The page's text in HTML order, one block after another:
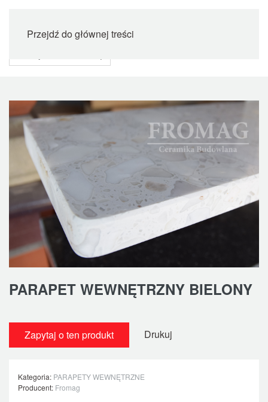
Przejdź do głównej treści
PARAPET WEWNĘTRZNY BIELONY
Zapytaj o ten produkt Drukuj
Kategoria: PARAPETY WEWNĘTRZNE
Producent: Fromag